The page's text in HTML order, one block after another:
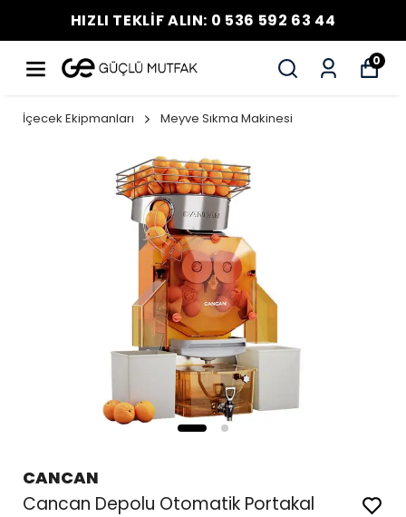
HIZLI TEKLİF ALIN: 0 536 592 63 44
0
İçecek Ekipmanları Meyve Sıkma Makinesi
CANCAN
Cancan Depolu Otomatik Portakal